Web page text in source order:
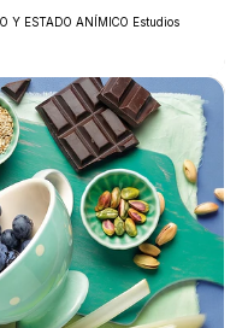
Y ESTADO ANÍMICO Estudios